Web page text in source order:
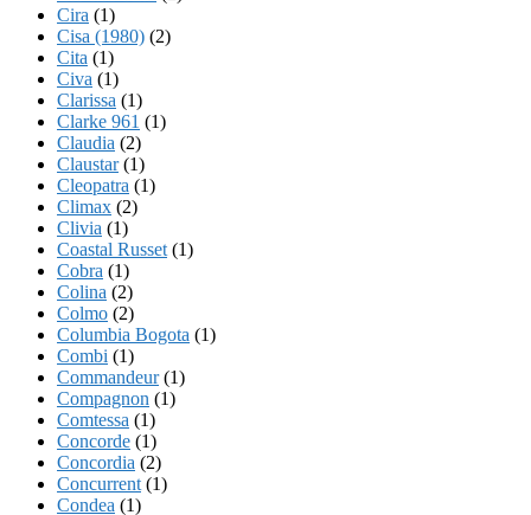
Cira (1)
Cisa (1980) (2)
Cita (1)
Civa (1)
Clarissa (1)
Clarke 961 (1)
Claudia (2)
Claustar(1)
Cleopatra (1)
Climax (2)
Clivia (1)
Coastal Russet (1)
Cobra (1)
Colina (2)
Colmo (2)
Columbia Bogota (1)
Combi (1)
Commandeur(1)
Compagnon (1)
Comtessa (1)
Concorde (1)
Concordia (2)
Concurrent (1)
Condea (1)